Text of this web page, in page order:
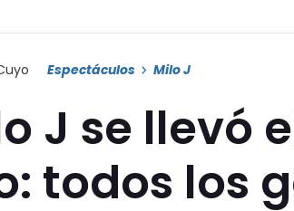
Espectáculos Milo J
J se llevó
todos los